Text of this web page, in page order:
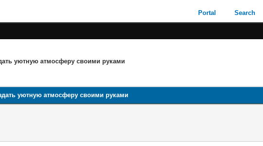
Portal Search
уютную атмосферу своими руками
уютную атмосферу своими руками